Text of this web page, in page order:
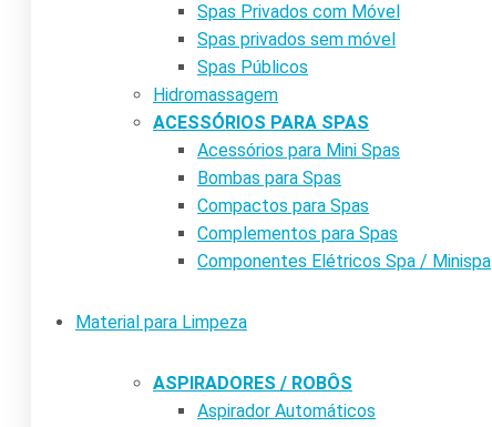
Spas Privados com Móvel
Spas privados sem móvel
Spas Públicos
Hidromassagem
ACESSÓRIOS PARA SPAS
Acessórios para Mini Spas
Bombas para Spas
Compactos para Spas
Complementos para Spas
Componentes Elétricos Spa / Minispa
Material para Limpeza
ASPIRADORES / ROBÔS
Aspirador Automáticos